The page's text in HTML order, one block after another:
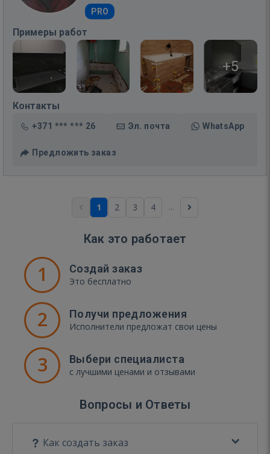
PRO
Примеры работ
+5
Контакты
+371 *** *** 26 Эл. почта WhatsApp
Предложить заказ
1 2 3 4 ...
Как это работает
1 Создай заказ
Это бесплатно
2 Получи предложения
Исполнители предложат свои цены
3 Выбери специалиста
с лучшими ценами и отзывами
Вопросы и Ответы
Как создать заказ